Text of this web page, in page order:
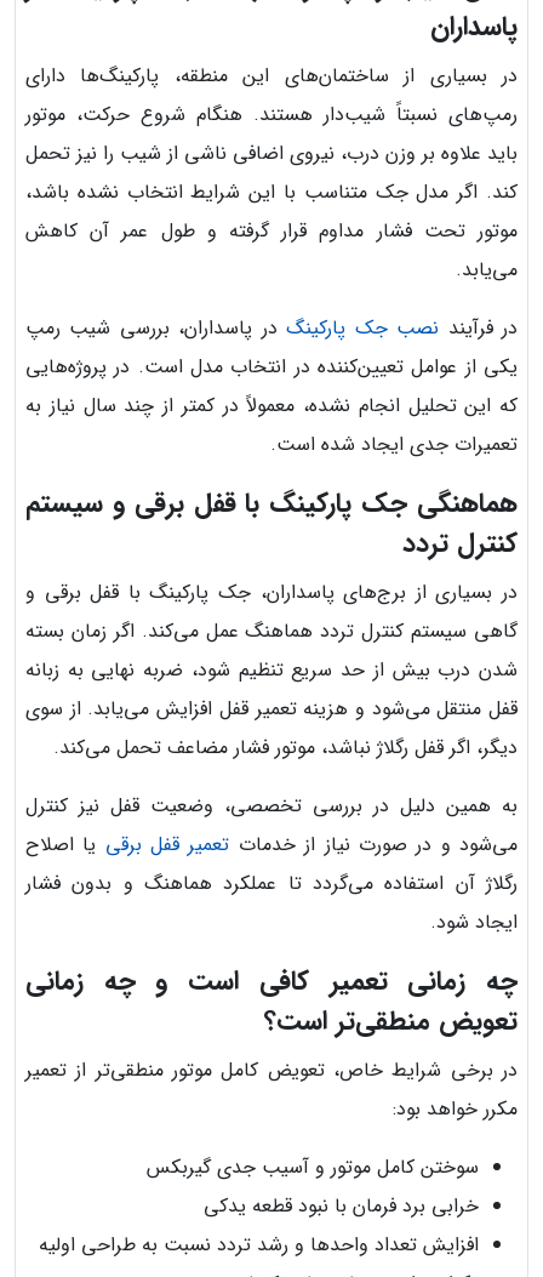
پاسداران
در بسیاری از ساختمان‌های این منطقه، پارکینگ‌ها دارای
رمپ‌های نسبتاً شیب‌دار هستند. هنگام شروع حرکت، موتور
باید علاوه بر وزن درب، نیروی اضافی ناشی از شیب را نیز تحمل
کند. اگر مدل جک متناسب با این شرایط انتخاب نشده باشد،
موتور تحت فشار مداوم قرار گرفته و طول عمر آن کاهش
می‌یابد.
در فرآیند نصب جک پارکینگدر پاسداران، بررسی شیب رمپ
یکی از عوامل تعیین‌کننده در انتخاب مدل است. در پروژه‌هایی
که این تحلیل انجام نشده، معمولاً در کمتر از چند سال نیاز به
تعمیرات جدی ایجاد شده است.
هماهنگی جک پارکینگ با قفل برقی و سیستم
کنترل تردد
در بسیاری از برج‌های پاسداران، جک پارکینگ با قفل برقی و
گاهی سیستم کنترل تردد هماهنگ عمل می‌کند. اگر زمان بسته
شدن درب بیش از حد سریع تنظیم شود، ضربه نهایی به زبانه
قفل منتقل می‌شود و هزینه تعمیر قفل افزایش می‌یابد. از سوی
دیگر، اگر قفل رگلاژ نباشد، موتور فشار مضاعف تحمل می‌کند.
به همین دلیل در بررسی تخصصی، وضعیت قفل نیز کنترل
می‌شود و در صورت نیاز از خدمات تعمیر قفل برقی یا اصلاح
رگلاژ آن استفاده می‌گردد تا عملکرد هماهنگ و بدون فشار
ایجاد شود.
چه زمانی تعمیر کافی است و چه زمانی
تعویض منطقی‌تر است؟
در برخی شرایط خاص، تعویض کامل موتور منطقی‌تر از تعمیر
مکرر خواهد بود:
سوختن کامل موتور و آسیب جدی گیربکس
خرابی برد فرمان با نبود قطعه یدکی
افزایش تعداد واحدها و رشد تردد نسبت به طراحی اولیه